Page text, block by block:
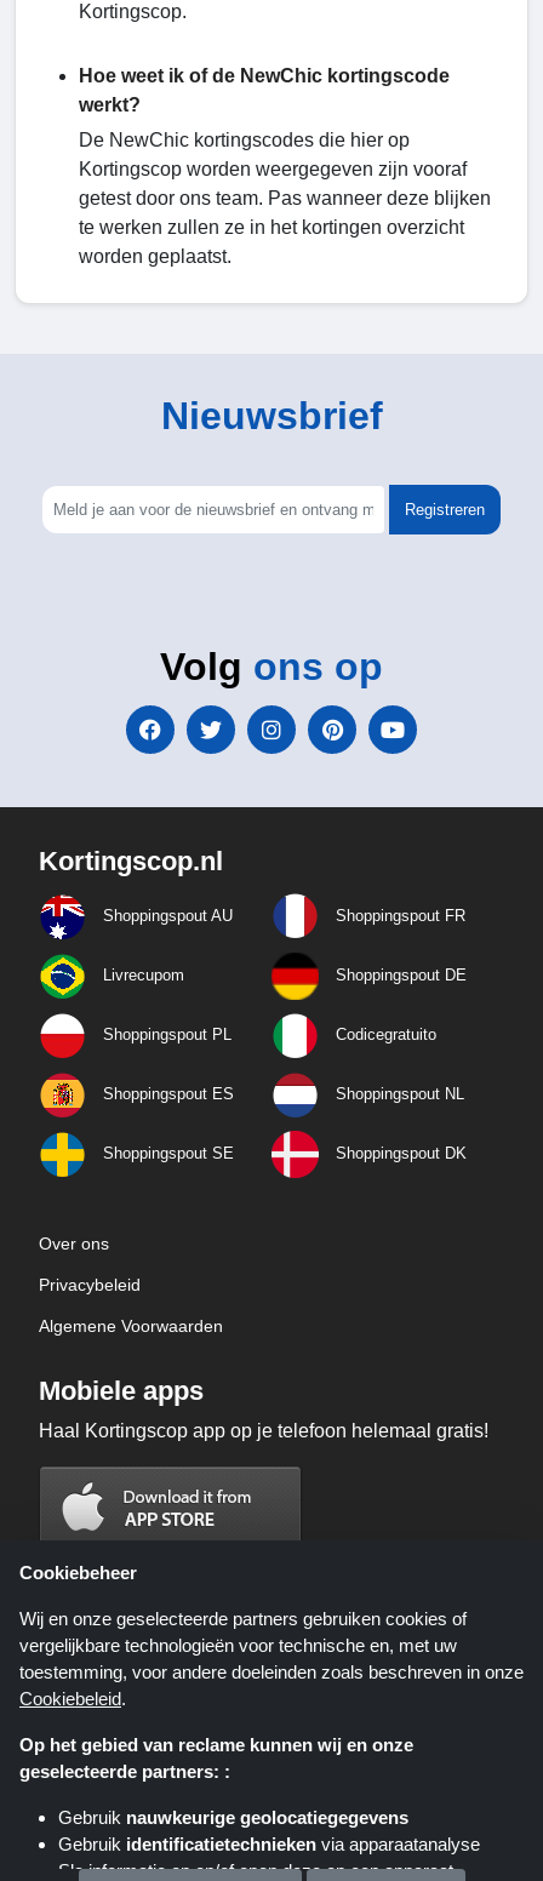
Kortingscop.
Hoe weet ik of de NewChic kortingscode
werkt?
De NewChic kortingscodes die hier op
Kortingscop worden weergegeven zijn vooraf
getest door ons team. Pas wanneer deze blijken
te werken zullen ze in het kortingen overzicht
worden geplaatst.
Nieuwsbrief
Registreren
Volg ons op
Kortingscop.nl
Shoppingspout AU Shoppingspout FR
Livrecupom Shoppingspout DE
Shoppingspout PL Codicegratuito
Shoppingspout ES Shoppingspout NL
Shoppingspout SE Shoppingspout DK
Over ons
Privacybeleid
Algemene Voorwaarden
Mobiele apps
Haal Kortingscop app op je telefoon helemaal gratis!
Kortingscop.nl is een website die u deals, kortingen en kortingscodes biedt;
affiliate netwerken. Kortingscop.nl of zijn medewerkers maken geen deel uit
van het bestelproces wanneer u een bestelling plaatst via deze links, zij
ontvangen enkel een commissie via deze links/deals.
Cookiebeheer
Wij en onze geselecteerde partners gebruiken cookies of
vergelijkbare technologieën voor technische en, met uw
toestemming, voor andere doeleinden zoals beschreven in onze
Cookiebeleid.
Op het gebied van reclame kunnen wij en onze
geselecteerde partners: :
Gebruik nauwkeurige geolocatiegegevens
Gebruik identificatietechnieken via apparaatanalyse
Sla informatie op en/of open deze op een apparaat